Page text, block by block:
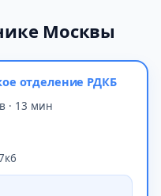
Москвы
отделение РДКБ
· 13 мин